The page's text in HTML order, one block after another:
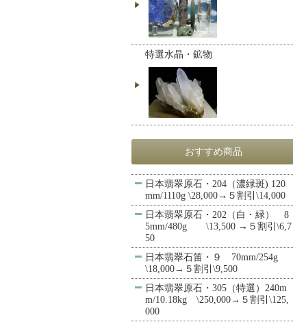
特選水晶・鉱物
おすすめ商品
日本翡翠原石・204（濃緑斑) 120
mm/1110g \28,000→５割引\14,000
日本翡翠原石・202（白・緑） 8
5mm/480g \13,500 →５割引\6,7
50
日本翡翠石笛・９ 70mm/254g
\18,000→５割引\9,500
日本翡翠原石・305（特選）240m
m/10.18kg \250,000→５割引\125,
000